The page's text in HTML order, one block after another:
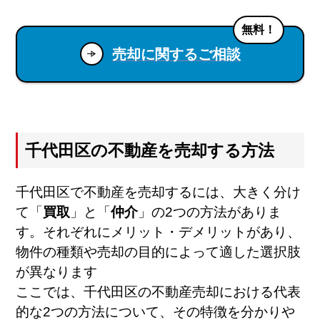
売却に関するご相談
無料！
千代田区の不動産を売却する方法
千代田区で不動産を売却するには、大きく分け
て「 買取 」と「仲介」の2つの方法がありま
す。それぞれにメリット・デメリットがあり、
物件の種類や売却の目的によって適した選択肢
が異なります
ここでは、千代田区の不動産売却における代表
的な2つの方法について、その特徴を分かりや